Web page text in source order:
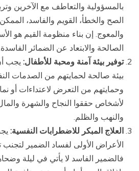
بالمسؤولية والتعاطف مع الآخرين
الصح والخطأ، القويم والفاسد،
والمعوج. إن بناء منظومة القيم هو
الصالحة والابتعاد عن الضمائر الفاسدة.
توفير بيئة آمنة ومحبة للأطفال: يجب
بيئة صالحة لحمايتهم من الصدمات
وحمايتهم من التعرض لاعتداءات أو
لأشخاص حققوا النجاح والشهرة
والنهب والظلم.
العلاج المبكر للاضطرابات النفسية:
الأعراض الأولى لفساد الضمير لتجنب
فالضمير الفاسد لا يأتي في ليلة وضحاها